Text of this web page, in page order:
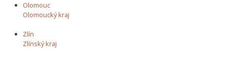
Olomouc
Olomoucký kraj
Zlín
Zlínský kraj